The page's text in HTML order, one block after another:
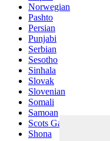
Norwegian
Pashto
Persian
Punjabi
Serbian
Sesotho
Sinhala
Slovak
Slovenian
Somali
Samoan
Scots Gaelic
Shona